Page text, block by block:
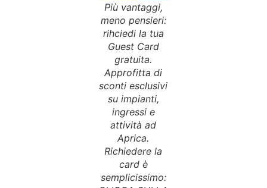
Più vantaggi,
meno pensieri:
rihciedi la tua
Guest Card
gratuita.
Approfitta di
sconti esclusivi
su impianti,
ingressi e
attività ad
Aprica.
Richiedere la
card è
semplicissimo: